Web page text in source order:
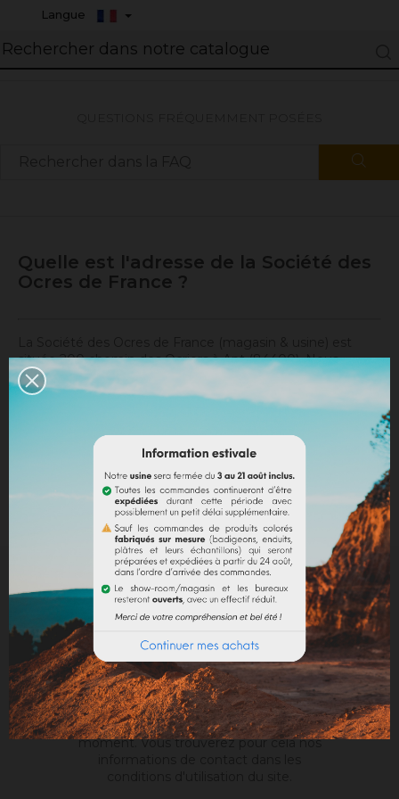
Langue
Quelle est l'adresse de la Société des
Ocres de France ?
située 200 chemin des Ocriers à Apt (84400). Nous
sommes ouverts du lundi au vendredi, de 08h30 à 12h00
et de 13h30 à 18h00 (16h00 le vendredi).
INSCRIVEZ-VOUS À NOTRE NEWSLETTER
. RECEVEZ NOS DERNIÈRES NOUVEAUTÉS,
INVITATIONS ET AUTRES BONNES NOUVELLES :)
Vous pouvez vous désinscrire à tout
moment. Vous trouverez pour cela nos